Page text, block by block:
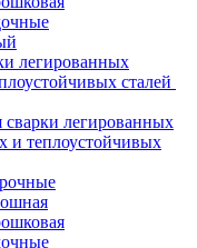
легированных
сталей
легированных
и теплоустойчивых